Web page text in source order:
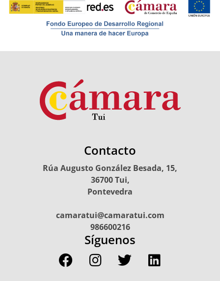
Contacto
Rúa Augusto González Besada, 15,
36700 Tui,
Pontevedra
camaratui@camaratui.com
986600216
Síguenos